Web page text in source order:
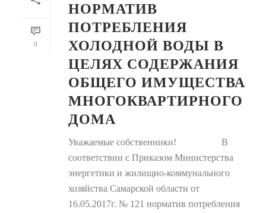
0
НОРМАТИВ
ПОТРЕБЛЕНИЯ
ХОЛОДНОЙ ВОДЫ В
ЦЕЛЯХ СОДЕРЖАНИЯ
ОБЩЕГО ИМУЩЕСТВА
МНОГОКВАРТИРНОГО
ДОМА
Уважаемые собственники! В
соответствии с Приказом Министерства
энергетики и жилищно-коммунального
хозяйства Самарской области от
16.05.2017г. № 121 норматив потребления